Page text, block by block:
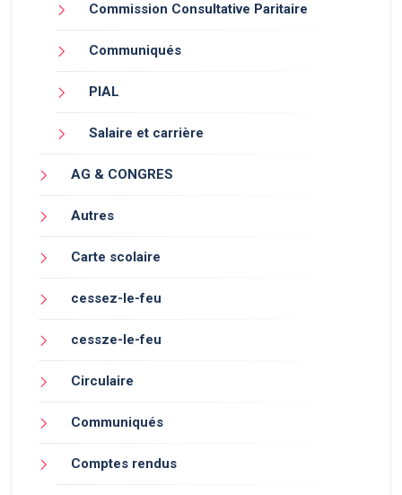
Commission Consultative Paritaire
Communiqués
PIAL
Salaire et carrière
AG & CONGRES
Autres
Carte scolaire
cessez-le-feu
cessze-le-feu
Circulaire
Communiqués
Comptes rendus